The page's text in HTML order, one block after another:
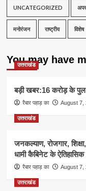
UNCATEGORIZED
मनोरंजन राष्ट्रीय विशेष
You may have
उत्तराखंड
बड़ी खबर:16 करोड़ के पुल
रैबार पहाड़ का August 7,
उत्तराखंड
जनकल्याण, रोजगार,
धामी कैबिनेट के
रैबार पहाड़ का August 7,
उत्तराखंड